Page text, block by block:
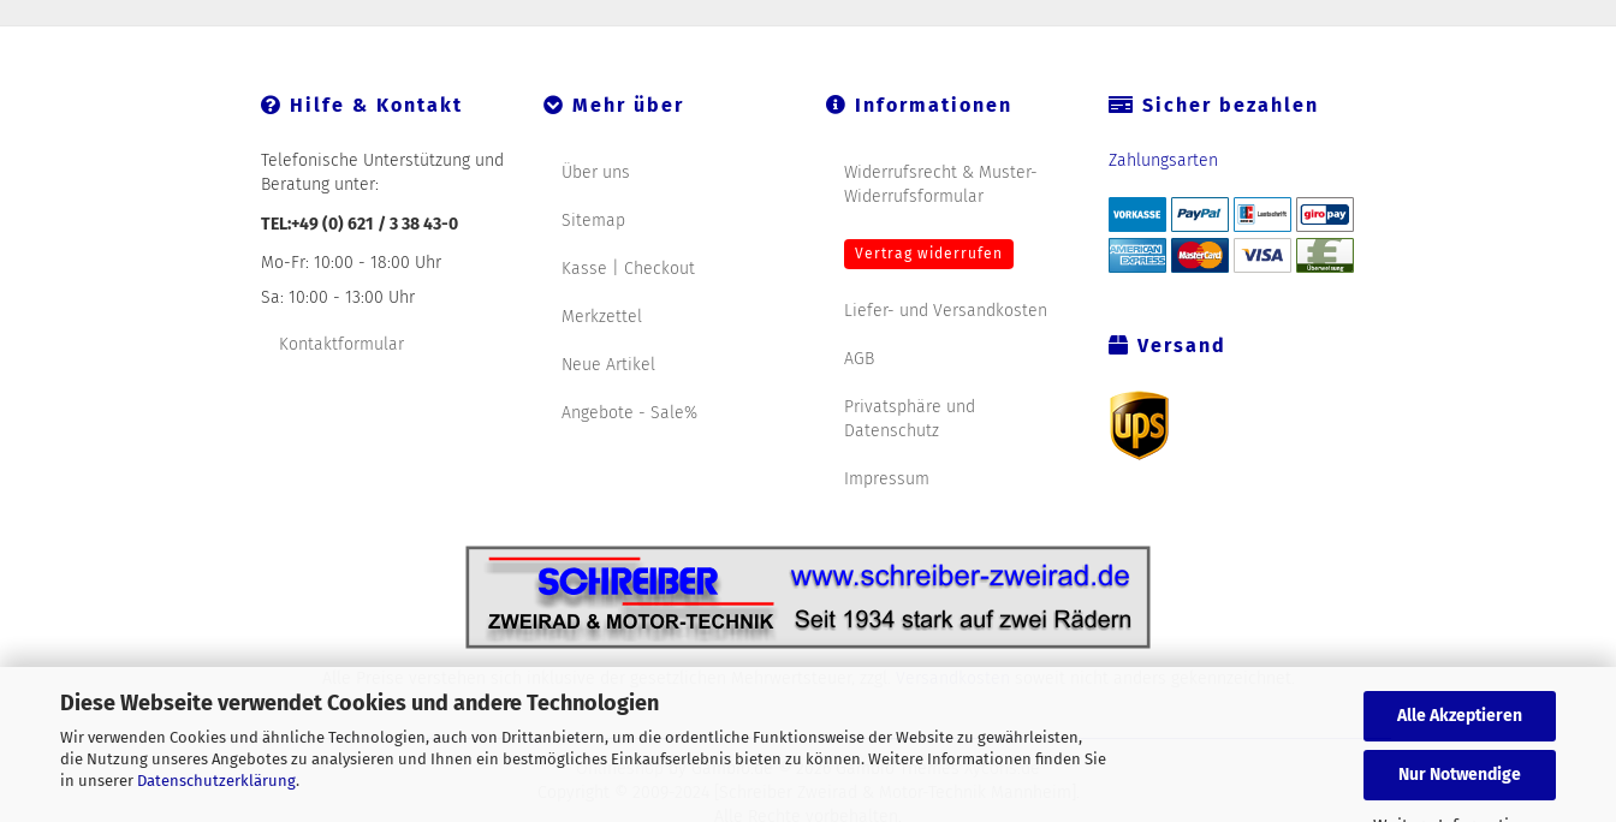
Diese Webseite verwendet Cookies und andere Technologien
Wir verwenden Cookies und ähnliche Technologien, auch von Drittanbietern, um die ordentliche Funktionsweise der Website zu gewährleisten,
die Nutzung unseres Angebotes zu analysieren und Ihnen ein bestmögliches Einkaufserlebnis bieten zu können. Weitere Informationen finden Sie
in unserer Datenschutzerklärung.
Alle Akzeptieren
Nur Notwendige
Hilfe & Kontakt
Telefonische Unterstützung und
Beratung unter:
TEL:+49 (0) 621 / 3 38 43-0
Mo-Fr: 10:00 - 18:00 Uhr
Sa: 10:00 - 13:00 Uhr
Kontaktformular
Mehr über
Über uns
Sitemap
Kasse | Checkout
Merkzettel
Neue Artikel
Angebote - Sale%
Informationen
Widerrufsrecht & Muster-
Widerrufsformular
Vertrag widerrufen
Liefer- und Versandkosten
AGB
Privatsphäre und
Datenschutz
Impressum
Sicher bezahlen
Zahlungsarten
Versand
Onlineshopby Gambio.de © 2026 Gambio ThemesXycons.de